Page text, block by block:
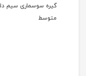
گیره سوسماری سیم دار
متوسط